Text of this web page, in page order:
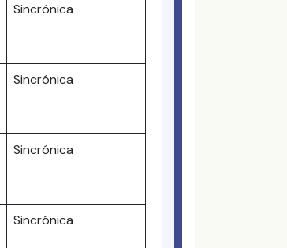
Sincrónica
Sincrónica
Sincrónica
Sincrónica